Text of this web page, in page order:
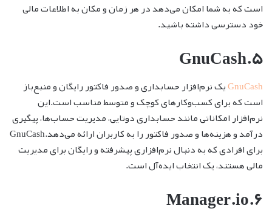
است که به شما امکان می‌دهد در هر زمان و مکان به اطلاعات مالی
خود دسترسی داشته باشید.
۵.GnuCash
GnuCashیک نرم‌افزار حسابداری و صدور فاکتور رایگان و منبع‌باز
است که برای کسب‌وکارهای کوچک و متوسط مناسب است.این
نرم‌افزار امکاناتی مانند حسابداری دوتایی، مدیریت حساب‌ها، پیگیری
درآمد و هزینه‌ها و صدور فاکتور را به کاربران ارائه می‌دهد.GnuCash
برای افرادی که به دنبال نرم‌افزاری پیشرفته و رایگان برای مدیریت
مالی هستند، یک انتخاب ایده‌آل است.
۶.Manager.io